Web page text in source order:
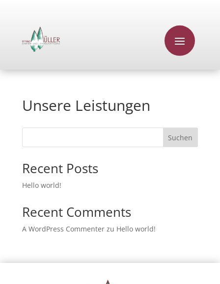
Unsere Leistungen
Suchen
Recent Posts
Hello world!
Recent Comments
A WordPress Commenterzu Hello world!